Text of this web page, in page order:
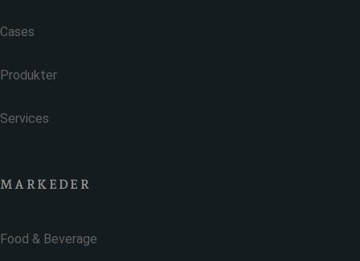
Cases
Produkter
Services
MARKEDER
Food & Beverage